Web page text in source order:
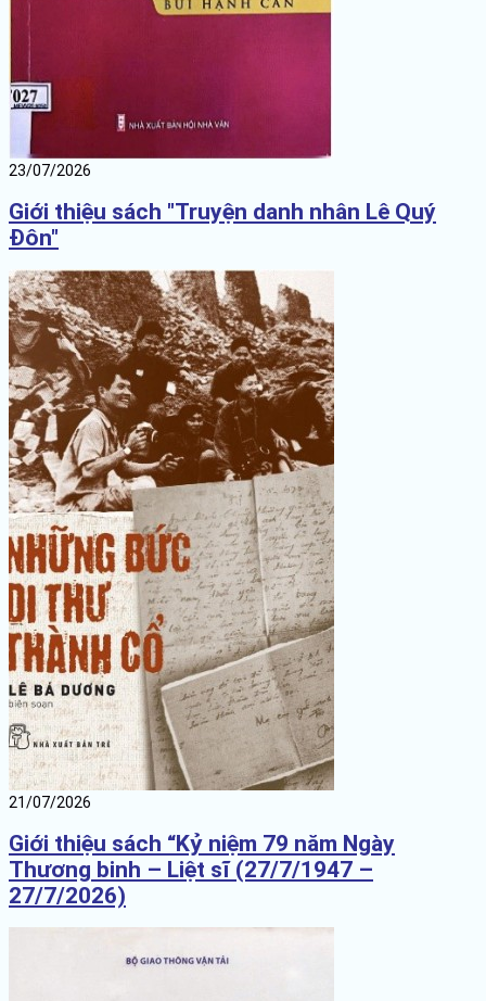
23/07/2026
Giới thiệu sách "Truyện danh nhân Lê Quý
Đôn"
21/07/2026
Giới thiệu sách “Kỷ niệm 79 năm Ngày
Thương binh – Liệt sĩ (27/7/1947 –
27/7/2026)